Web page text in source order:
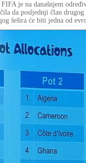
je na današnjem
da posljednji član
šešira će biti jedna od